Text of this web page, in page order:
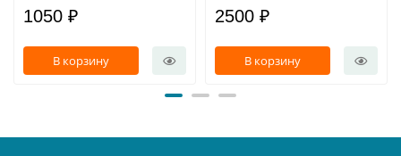
1050 ₽
В корзину
2500 ₽
В корзину